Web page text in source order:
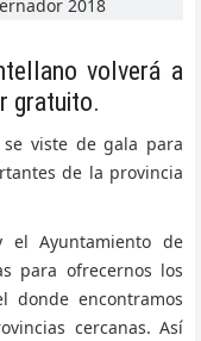
volverá a
gratuito.
viste de gala para
de la provincia
el Ayuntamiento de
para ofrecernos los
donde encontramos
cercanas. Así